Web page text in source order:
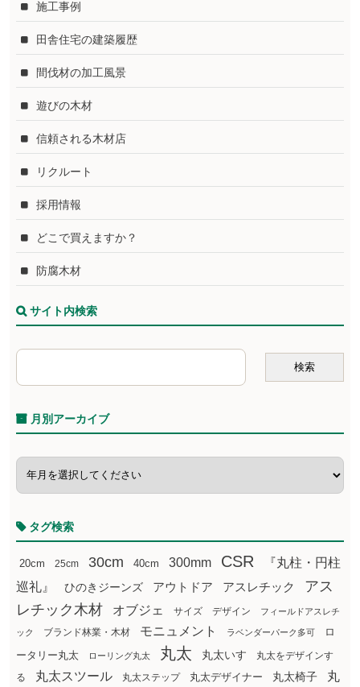
施工事例
田舎住宅の建築履歴
間伐材の加工風景
遊びの木材
信頼される木材店
リクルート
採用情報
どこで買えますか？
防腐木材
サイト内検索
月別アーカイブ
タグ検索
20cm 25cm 30cm 40cm 300mm CSR
『丸柱・円柱
巡礼』
ひのきジーンズ アウトドア アスレチック
アス
レチック木材
オブジェ サイズ デザイン フィールドアスレチ
ック ブランド林業・木材 モニュメント ラベンダーパーク多可
ロ
ータリー丸太
ローリング丸太 丸太 丸太いす
丸太をデザインす
る
丸太スツール 丸太ステップ 丸太デザイナー 丸太椅子 丸